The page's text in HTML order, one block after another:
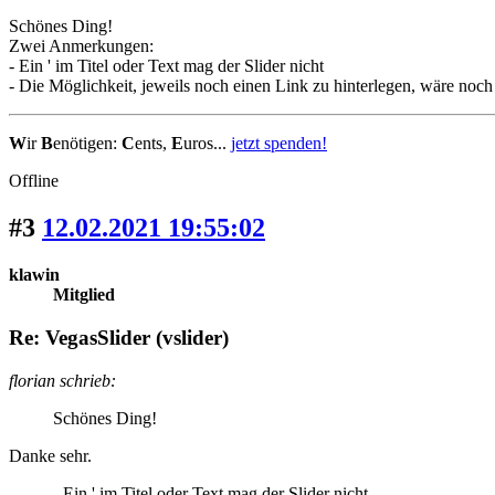
Schönes Ding!
Zwei Anmerkungen:
- Ein ' im Titel oder Text mag der Slider nicht
- Die Möglichkeit, jeweils noch einen Link zu hinterlegen, wäre
WirBenötigen: Cents, Euros... jetzt spenden!
Offline
#3 12.02.2021 19:55:02
klawin
Mitglied
Re: VegasSlider (vslider)
florian schrieb:
Schönes Ding!
Danke sehr.